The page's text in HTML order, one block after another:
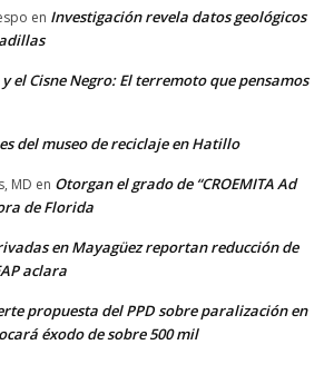
en Investigación revela datos geológicos
el Cisne Negro: El terremoto que pensamos
del museo de reciclaje en Hatillo
MD en Otorgan el grado de “CROEMITA Ad
de Florida
en Mayagüez reportan reducción de
aclara
propuesta del PPD sobre paralización en
éxodo de sobre 500 mil